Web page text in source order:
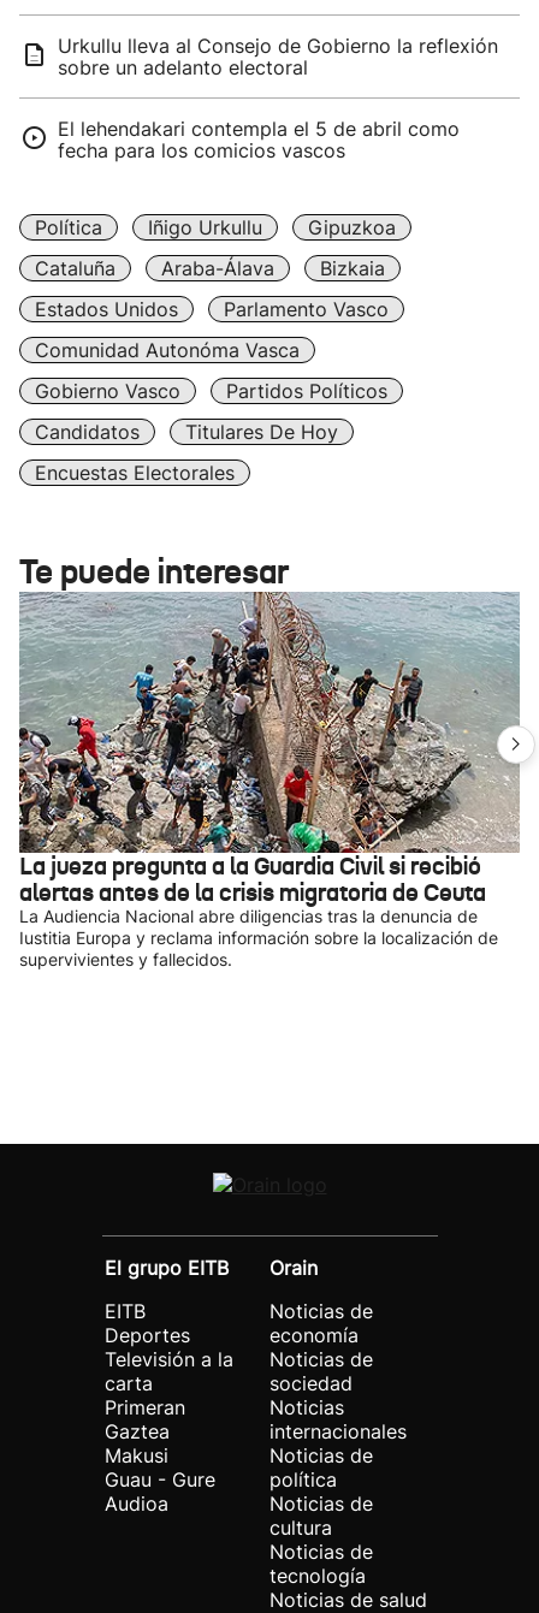
Urkullu lleva al Consejo de Gobierno la reflexión
sobre un adelanto electoral
El lehendakari contempla el 5 de abril como
fecha para los comicios vascos
Política Iñigo Urkullu
Gipuzkoa
Cataluña
Araba-Álava
Bizkaia
Estados Unidos
Parlamento Vasco
Comunidad Autonóma Vasca
Gobierno Vasco
Partidos Políticos
Candidatos
Titulares De Hoy
Encuestas Electorales
Te puede interesar
La jueza pregunta a la Guardia Civil si recibió
alertas antes de la crisis migratoria de Ceuta
La Audiencia Nacional abre diligencias tras la denuncia de
Iustitia Europa y reclama información sobre la localización de
supervivientes y fallecidos.
El grupo EITB
EITB
Deportes
Televisión a la
carta
Primeran
Gaztea
Makusi
Guau - Gure
Audioa
Orain
Noticias de
economía
Noticias de
sociedad
Noticias
internacionales
Noticias de
política
Noticias de
cultura
Noticias de
tecnología
Noticias de salud